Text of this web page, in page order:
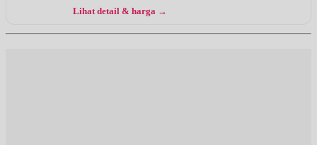
Lihat detail & harga →